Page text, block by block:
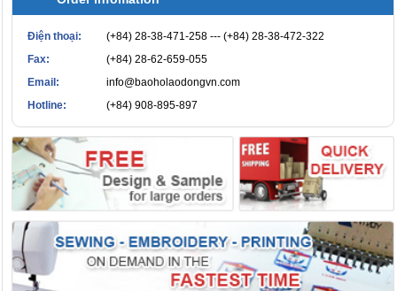
Điện thoại:
(+84) 28-38-471-258 --- (+84) 28-38-472-322
Fax:
(+84) 28-62-659-055
Email:
info@baoholaodongvn.com
Hotline:
(+84) 908-895-897